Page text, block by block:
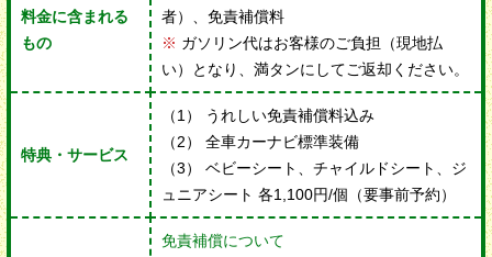
料金に含まれる
もの
者）、免責補償料
※ ガソリン代はお客様のご負担（現地払
い）となり、満タンにしてご返却ください。
特典・サービス
（1） うれしい免責補償料込み
（2） 全車カーナビ標準装備
（3） ベビーシート、チャイルドシート、ジ
ュニアシート 各1,100円/個（要事前予約）
免責補償について